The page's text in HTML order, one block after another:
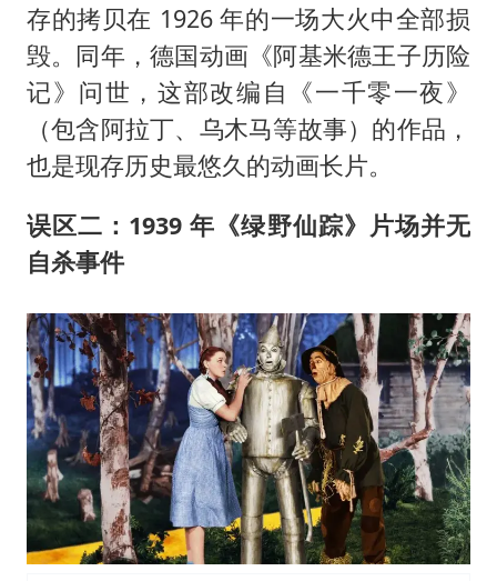
存的拷贝在 1926 年的一场大火中全部损
毁。同年，德国动画《阿基米德王子历险
记》问世，这部改编自《一千零一夜》
（包含阿拉丁、乌木马等故事）的作品，
也是现存历史最悠久的动画长片。
误区二：1939 年《绿野仙踪》片场并无
自杀事件